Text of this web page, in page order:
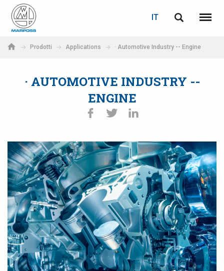
S.p.A.
IT
Menu
Prodotti Applications · Automotive Industry -- Engine
· AUTOMOTIVE INDUSTRY --
ENGINE
Deutsch
Français
Español
日本語 (Japanese)
中文 (Chinese)
한국어 (Korean)
LOGIN
Se non sei ancora registrato, fallo ora: è gratis! Clicca qui!